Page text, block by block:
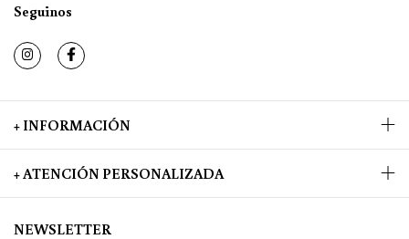
Seguinos
+ INFORMACIÓN
+ ATENCIÓN PERSONALIZADA
NEWSLETTER